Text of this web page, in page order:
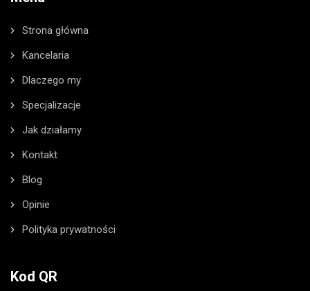
Strona główna
Kancelaria
Dlaczego my
Specjalizacje
Jak działamy
Kontakt
Blog
Opinie
Polityka prywatności
Kod QR